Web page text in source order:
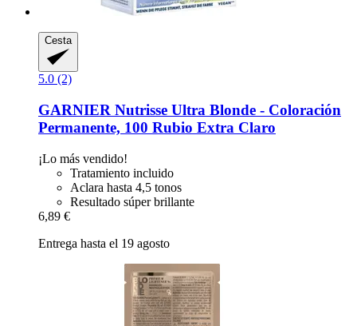
Cesta
5.0 (2)
GARNIER Nutrisse Ultra Blonde -​ Coloración
Permanente, 100 Rubio Extra Claro
¡Lo más vendido!
Tratamiento incluido
Aclara hasta 4,5 tonos
Resultado súper brillante
6,89 €
Entrega hasta el 19 agosto